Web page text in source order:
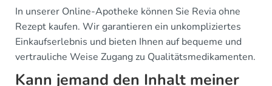
In unserer Online-Apotheke können Sie Revia ohne
Rezept kaufen. Wir garantieren ein unkompliziertes
Einkaufserlebnis und bieten Ihnen auf bequeme und
vertrauliche Weise Zugang zu Qualitätsmedikamenten.
Kann jemand den Inhalt meiner